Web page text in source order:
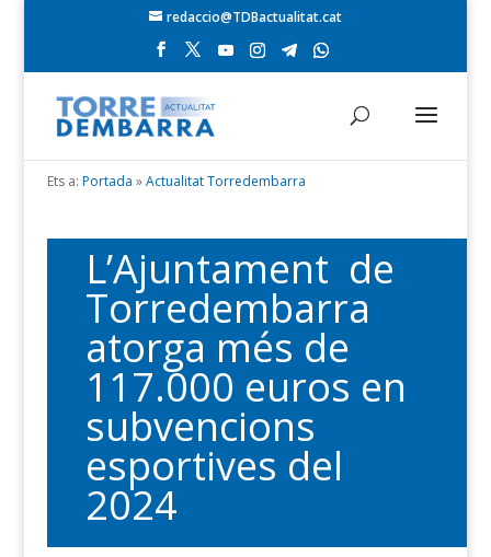
redaccio@TDBactualitat.cat
Ets a: Portada »Actualitat Torredembarra
L’Ajuntament de
Torredembarra
atorga més de
117.000 euros en
subvencions
esportives del
2024